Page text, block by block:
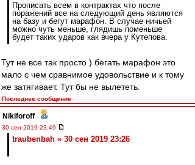
Прописать всем в контрактах что после
поражений все на следующий день являются
на базу и бегут марафон. В случае ничьей
можно чуть меньше, глядишь поменьше
будет таких ударов как вчера у Кутепова.
Тут не все так просто ) бегать марафон это
мало с чем сравнимое удовольствие и к тому
же затягивает. Тут бы не вылететь.
Последнее сообщение
Nikiforoff -
30 сен 2019 23:49
traubenbah » 30 сен 2019 23:26